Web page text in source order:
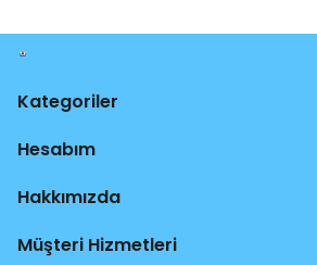
Kategoriler
Hesabım
Hakkımızda
Müşteri Hizmetleri